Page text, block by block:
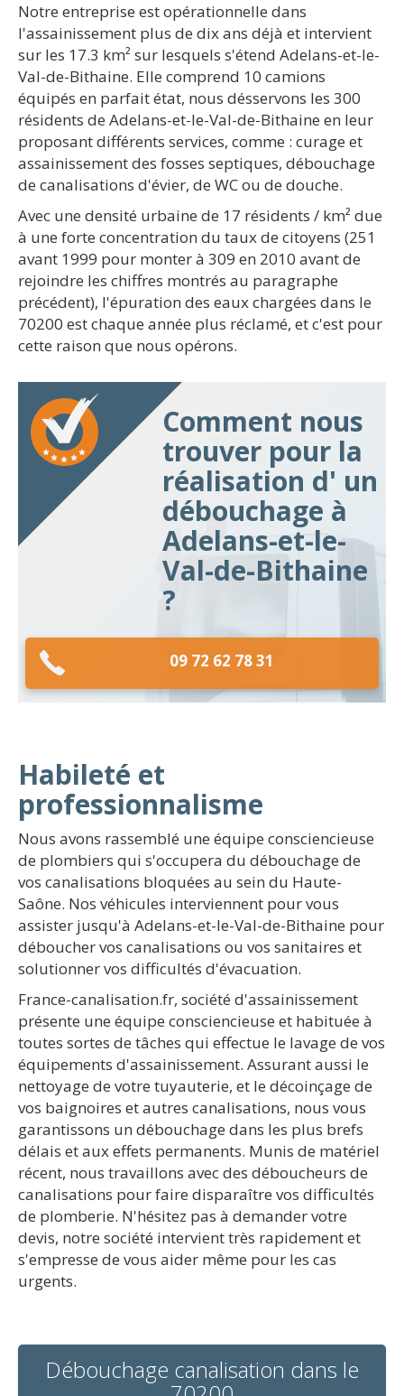
Notre entreprise est opérationnelle dans
l'assainissement plus de dix ans déjà et intervient
sur les 17.3 km² sur lesquels s'étend Adelans-et-le-
Val-de-Bithaine. Elle comprend 10 camions
équipés en parfait état, nous désservons les 300
résidents de Adelans-et-le-Val-de-Bithaine en leur
proposant différents services, comme : curage et
assainissement des fosses septiques, débouchage
de canalisations d'évier, de WC ou de douche.
Avec une densité urbaine de 17 résidents / km² due
à une forte concentration du taux de citoyens (251
avant 1999 pour monter à 309 en 2010 avant de
rejoindre les chiffres montrés au paragraphe
précédent), l'épuration des eaux chargées dans le
70200 est chaque année plus réclamé, et c'est pour
cette raison que nous opérons.
Comment nous
trouver pour la
réalisation d' un
débouchage à
Adelans-et-le-
Val-de-Bithaine
?
09 72 62 78 31
Habileté et
professionnalisme
Nous avons rassemblé une équipe consciencieuse
de plombiers qui s'occupera du débouchage de
vos canalisations bloquées au sein du Haute-
Saône. Nos véhicules interviennent pour vous
assister jusqu'à Adelans-et-le-Val-de-Bithaine pour
déboucher vos canalisations ou vos sanitaires et
solutionner vos difficultés d'évacuation.
France-canalisation.fr, société d'assainissement
présente une équipe consciencieuse et habituée à
toutes sortes de tâches qui effectue le lavage de vos
équipements d'assainissement. Assurant aussi le
nettoyage de votre tuyauterie, et le décoinçage de
vos baignoires et autres canalisations, nous vous
garantissons un débouchage dans les plus brefs
délais et aux effets permanents. Munis de matériel
récent, nous travaillons avec des déboucheurs de
canalisations pour faire disparaître vos difficultés
de plomberie. N'hésitez pas à demander votre
devis, notre société intervient très rapidement et
s'empresse de vous aider même pour les cas
urgents.
Débouchage canalisation dans le